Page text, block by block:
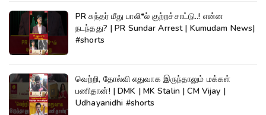
PR சுந்தர் மீது பாலி*ல் குற்றச்சாட்டு..! என்ன
நடந்தது? | PR Sundar Arrest | Kumudam News|
#shorts
வெற்றி, தோல்வி எதுவாக இருந்தாலும் மக்கள்
பணிதான்! | DMK | MK Stalin | CM Vijay |
Udhayanidhi #shorts